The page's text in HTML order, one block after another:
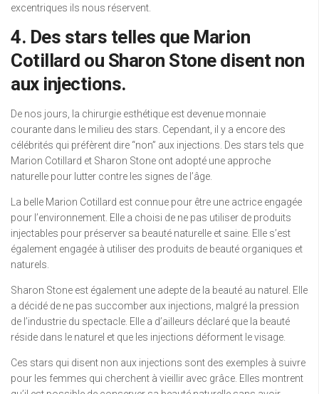
excentriques ils nous réservent.
4. Des stars telles que Marion
Cotillard ou Sharon Stone disent non
aux injections.
De nos jours, la chirurgie esthétique est devenue monnaie
courante dans le milieu des stars. Cependant, il y a encore des
célébrités qui préfèrent dire “non” aux injections. Des stars tels que
Marion Cotillard et Sharon Stone ont adopté une approche
naturelle pour lutter contre les signes de l’âge.
La belle Marion Cotillard est connue pour être une actrice engagée
pour l’environnement. Elle a choisi de ne pas utiliser de produits
injectables pour préserver sa beauté naturelle et saine. Elle s’est
également engagée à utiliser des produits de beauté organiques et
naturels.
Sharon Stone est également une adepte de la beauté au naturel. Elle
a décidé de ne pas succomber aux injections, malgré la pression
de l’industrie du spectacle. Elle a d’ailleurs déclaré que la beauté
réside dans le naturel et que les injections déforment le visage.
Ces stars qui disent non aux injections sont des exemples à suivre
pour les femmes qui cherchent à vieillir avec grâce. Elles montrent